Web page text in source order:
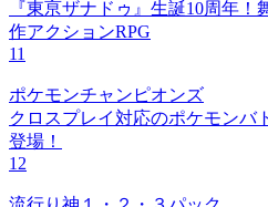
『東亰ザナドゥ』生誕10周年
作アクションRPG
11
ポケモンチャンピオンズ
クロスプレイ対応のポケモンバ
登場！
12